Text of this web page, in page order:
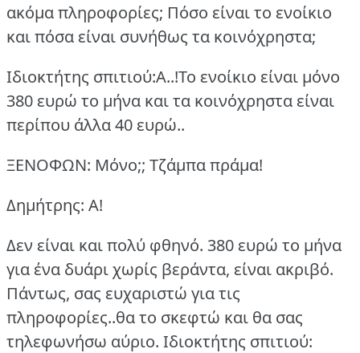
ακόμα πληροφορίες; Πόσο είναι το ενοίκιο
και πόσα είναι συνήθως τα κοινόχρηστα;
Ιδιοκτήτης σπιτιού:Α..!Το ενοίκιο είναι μόνο
380 ευρώ το μήνα και τα κοινόχρηστα είναι
περίπου άλλα 40 ευρώ..
ΞΕΝΟΦΩΝ: Μόνο;; Τζάμπα πράμα!
Δημήτρης: Α!
Δεν είναι και πολύ φθηνό. 380 ευρώ το μήνα
για ένα δυάρι χωρίς βεράντα, είναι ακριβό.
Πάντως, σας ευχαριστώ για τις
πληροφορίες..θα το σκεφτώ και θα σας
τηλεφωνήσω αύριο. Ιδιοκτήτης σπιτιού: